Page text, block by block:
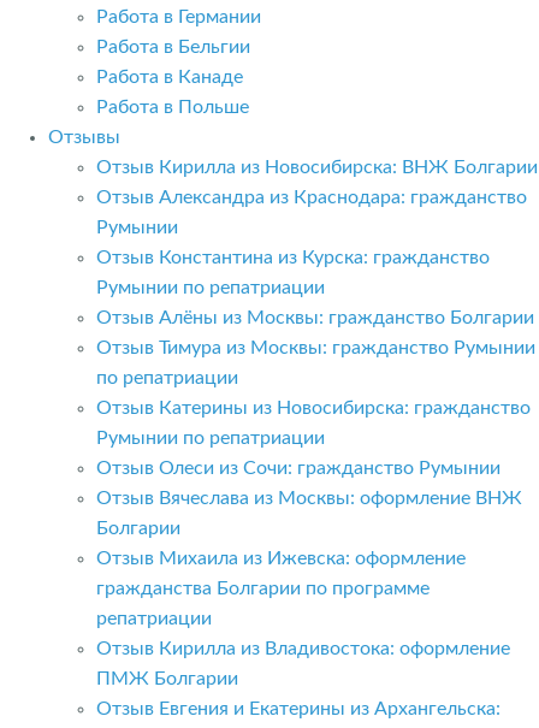
Работа в Германии
Работа в Бельгии
Работа в Канаде
Работа в Польше
Отзывы
Отзыв Кирилла из Новосибирска: ВНЖ Болгарии
Отзыв Александра из Краснодара: гражданство
Румынии
Отзыв Константина из Курска: гражданство
Румынии по репатриации
Отзыв Алёны из Москвы: гражданство Болгарии
Отзыв Тимура из Москвы: гражданство Румынии
по репатриации
Отзыв Катерины из Новосибирска: гражданство
Румынии по репатриации
Отзыв Олеси из Сочи: гражданство Румынии
Отзыв Вячеслава из Москвы: оформление ВНЖ
Болгарии
Отзыв Михаила из Ижевска: оформление
гражданства Болгарии по программе
репатриации
Отзыв Кирилла из Владивостока: оформление
ПМЖ Болгарии
Отзыв Евгения и Екатерины из Архангельска: